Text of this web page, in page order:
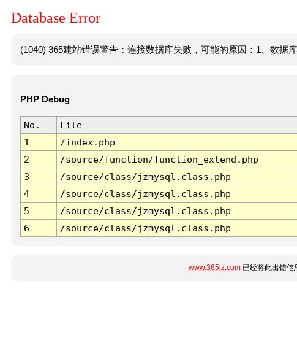
Database Error
(1040) 365建站错误警告：连接数据库失败，可能的原因：1、数据
PHP Debug
No. File
1
/index.php
2
/source/function/function_extend.php
3
/source/class/jzmysql.class.php
4
/source/class/jzmysql.class.php
5
/source/class/jzmysql.class.php
6
/source/class/jzmysql.class.php
www.365jz.com已经将此出错信